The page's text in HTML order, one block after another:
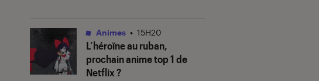
L’héroïne au ruban,
prochain anime top 1 de
Netflix ?
Animes • 15H20